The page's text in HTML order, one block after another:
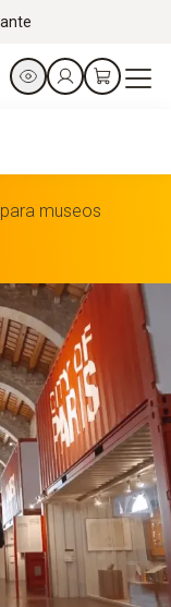
museos